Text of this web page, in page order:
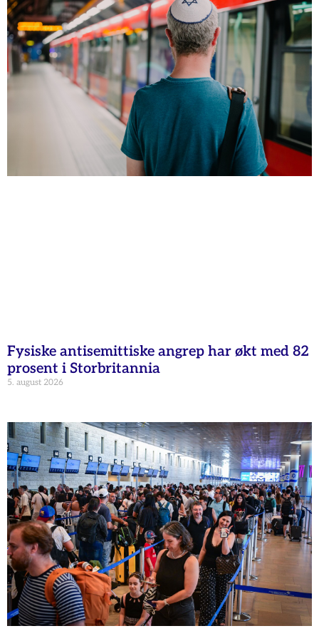
Fysiske antisemittiske angrep har økt med 82
prosent i Storbritannia
5. august 2026